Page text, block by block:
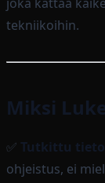
joka kattaa
tekniikoihin.
Miksi
✅ Tutkittu tieto
ohjeistus, ei